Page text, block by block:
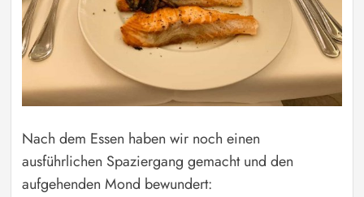
Nach dem Essen haben wir noch einen
ausführlichen Spaziergang gemacht und den
aufgehenden Mond bewundert: